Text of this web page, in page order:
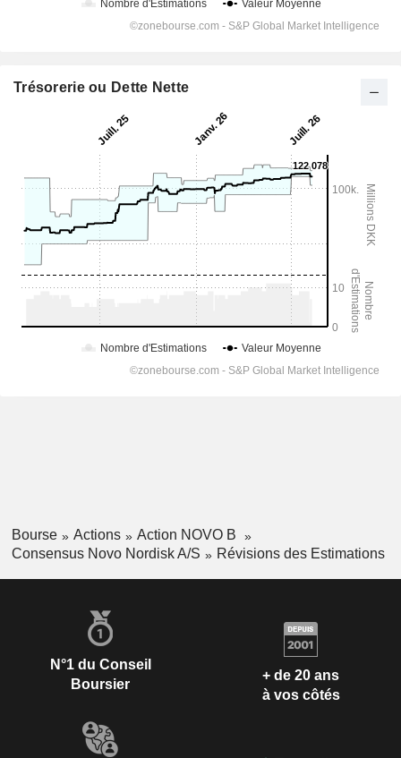
Trésorerie ou Dette Nette
Bourse Actions
Action NOVO B
Consensus Novo Nordisk A/S
Révisions des Estimations
N°1 du Conseil
Boursier
+ de 20 ans
à vos côtés